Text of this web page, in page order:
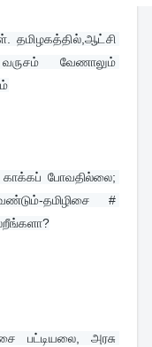
தமிழகத்தில்,ஆட்சி
வேணாலும்
போவதில்லை;
தமிழிசை  #
பட்டியலை, அரசு